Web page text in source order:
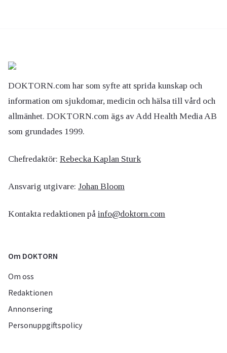
DOKTORN.com har som syfte att sprida kunskap och
information om sjukdomar, medicin och hälsa till vård och
allmänhet. DOKTORN.com ägs av Add Health Media AB
som grundades 1999.
Chefredaktör: Rebecka Kaplan Sturk
Ansvarig utgivare: Johan Bloom
Kontakta redaktionen på info@doktorn.com
Om DOKTORN
Om oss
Redaktionen
Annonsering
Personuppgiftspolicy